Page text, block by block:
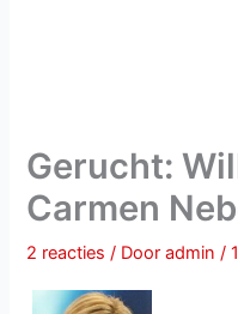
Gerucht:
Carmen
2 reacties / Dooradmin/